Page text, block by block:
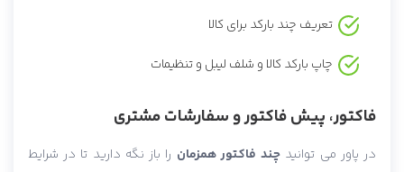
تعریف چند بارکد برای کالا
چاپ بارکد کالا و شلف لیبل و تنظیمات
فاکتور، پیش فاکتور و سفارشات مشتری
در پاور می توانید چند فاکتور همزمان را باز نگه دارید تا در شرایط